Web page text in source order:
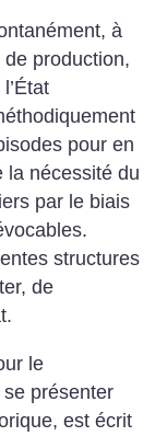
à
production,
pour en
la nécessité du
par le biais
structures
de
le
présenter
est écrit